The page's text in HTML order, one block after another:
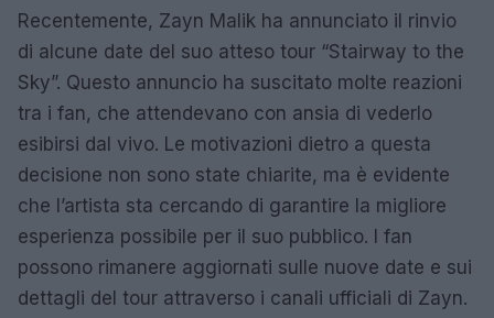
Recentemente, Zayn Malik ha annunciato il rinvio
di alcune date del suo atteso tour “Stairway to the
Sky”. Questo annuncio ha suscitato molte reazioni
tra i fan, che attendevano con ansia di vederlo
esibirsi dal vivo. Le motivazioni dietro a questa
decisione non sono state chiarite, ma è evidente
che l’artista sta cercando di garantire la migliore
esperienza possibile per il suo pubblico. I fan
possono rimanere aggiornati sulle nuove date e sui
dettagli del tour attraverso i canali ufficiali di Zayn.